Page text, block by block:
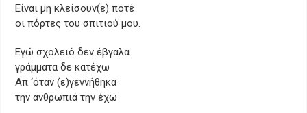
Είναι μη κλείσουν(ε) ποτέ
οι πόρτες του σπιτιού μου.
Εγώ σχολειό δεν έβγαλα
γράμματα δε κατέχω
Απ ‘όταν (ε)γεννήθηκα
την ανθρωπιά την έχω